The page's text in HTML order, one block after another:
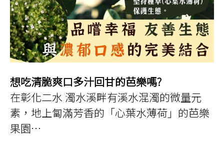
想吃清脆爽口多汁回甘的芭樂嗎?
在彰化二水 濁水溪畔有溪水混濁的微量元
素，地上匐滿芳香的「心葉水薄荷」的芭樂
果園…